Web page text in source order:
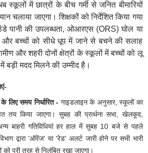
स्कूलों में छात्रों के बीच गर्मी से जनित बीमारियों
चलाया जाएगा। शिक्षकों को निर्देशित किया गया
पानी की उपलब्धता, ओआरएस (ORS) घोल या
और बच्चों को सीधे धूप में जाने से बचने की सलाह
और शहरी दोनों क्षेत्रों के स्कूलों में बच्चों को लू
बड़ी मदद मिलने की उम्मीद है।
लिए समय निर्धारित - गाइडलाइन के अनुसार, स्कूलों का
तय किया जाएगा। सुबह की प्रार्थना सभा, खेलकूद,
अन्य बाहरी गतिविधियां हर हाल में सुबह 10 बजे से पहले
द्वारा 'ऑरेंज' या 'रेड' अलर्ट जारी होने पर सभी भारी
को पूरी तरह से निलंबित रखा जाएगा।